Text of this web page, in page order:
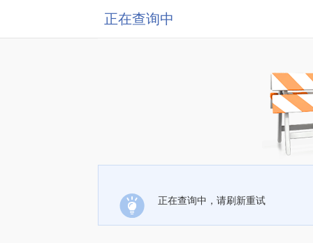
正在查询中
正在查询中，请刷新重试